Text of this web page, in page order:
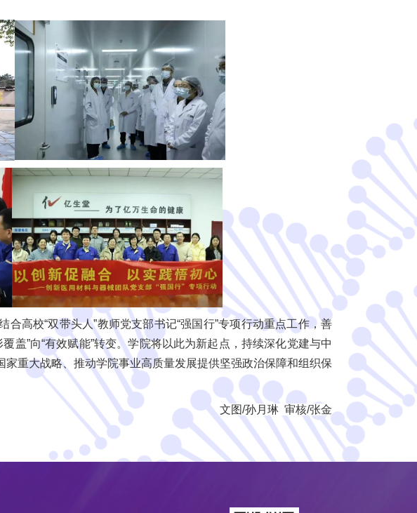
高校“双带头人”教师党支部书记“强国行”专项行动重点工作，善
盖”向“有效赋能”转变。学院将以此为新起点，持续深化党建与中
重大战略、推动学院事业高质量发展提供坚强政治保障和组织保
文图/孙月琳 审核/张金